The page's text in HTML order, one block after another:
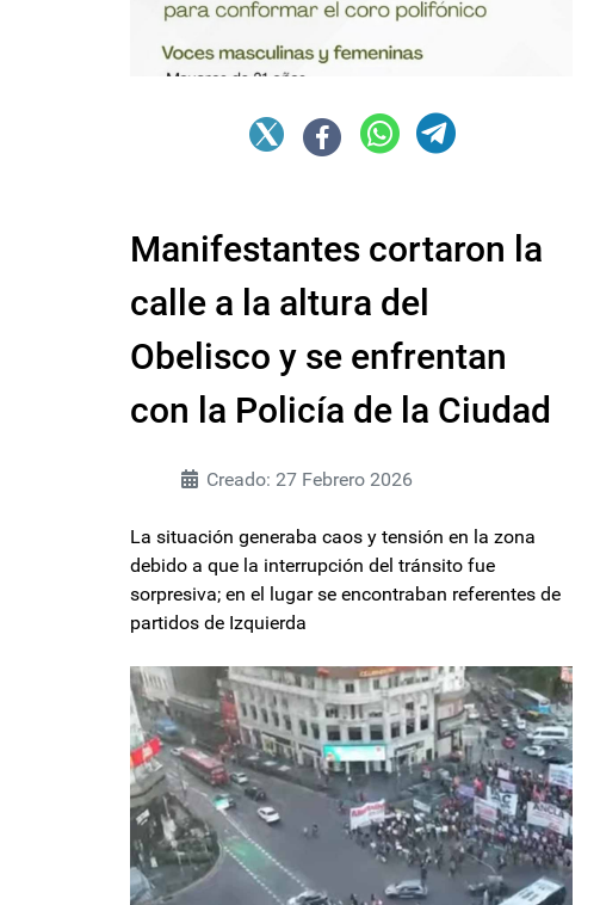
Manifestantes cortaron la
calle a la altura del
Obelisco y se enfrentan
con la Policía de la Ciudad
Creado: 27 Febrero 2026
La situación generaba caos y tensión en la zona
debido a que la interrupción del tránsito fue
sorpresiva; en el lugar se encontraban referentes de
partidos de Izquierda